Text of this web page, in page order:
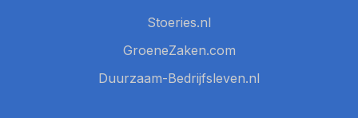
Stoeries.nl
GroeneZaken.com
Duurzaam-Bedrijfsleven.nl